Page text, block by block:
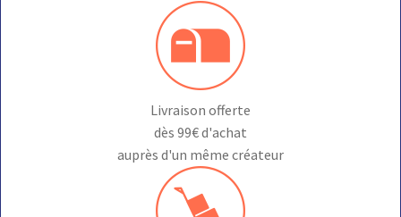
Livraison offerte
dès 99€ d'achat
auprès d'un même créateur